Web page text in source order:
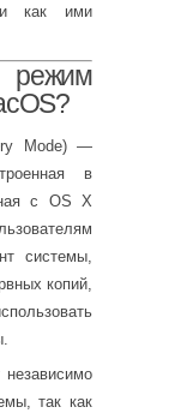
и как ими
Mode) —
в
с OS X
системы,
копий,
независимо
так как